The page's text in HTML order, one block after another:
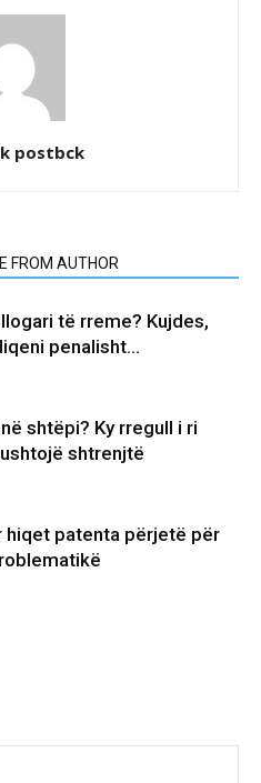
postbck
FROM AUTHOR
të rreme? Kujdes,
penalisht…
shtëpi? Ky rregull i ri
shtrenjtë
hiqet patenta përjetë për